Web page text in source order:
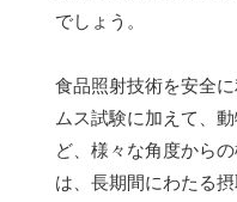
でしょう。
食品照射技術を安全
ムス試験に加えて、
ど、様々な角度から
は、長期間にわたる